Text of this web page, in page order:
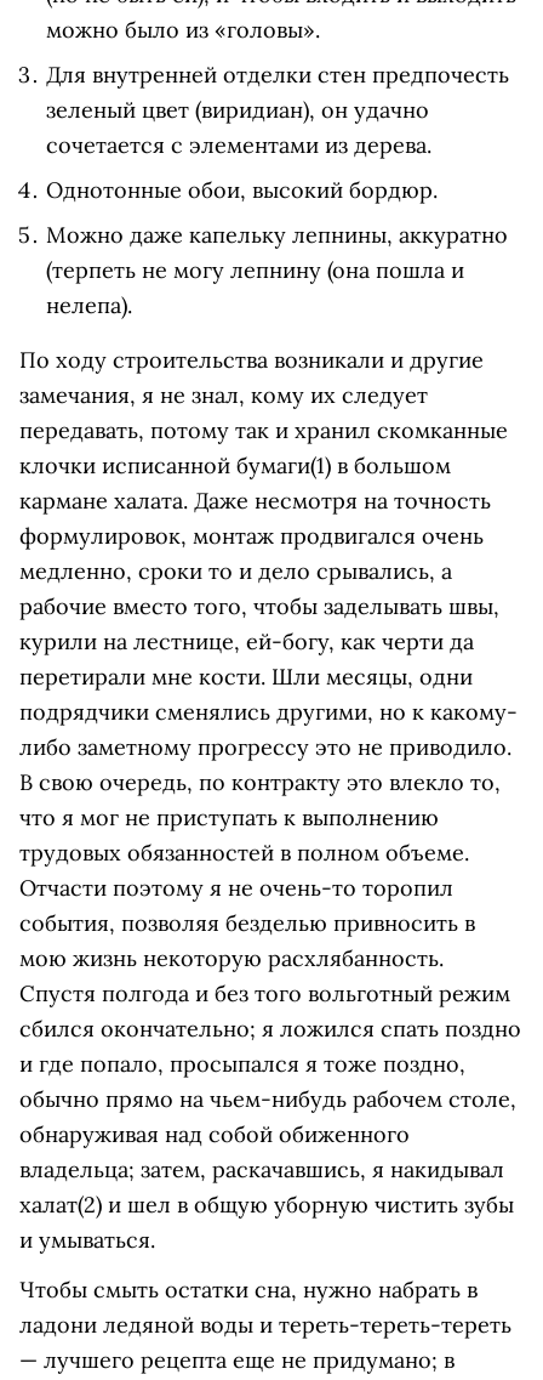
можно было из «головы».
Для внутренней отделки стен предпочесть
зеленый цвет (виридиан), он удачно
сочетается с элементами из дерева.
Однотонные обои, высокий бордюр.
Можно даже капельку лепнины, аккуратно
(терпеть не могу лепнину (она пошла и
нелепа).
По ходу строительства возникали и другие
замечания, я не знал, кому их следует
передавать, потому так и хранил скомканные
клочки исписанной бумаги(1) в большом
кармане халата. Даже несмотря на точность
формулировок, монтаж продвигался очень
медленно, сроки то и дело срывались, а
рабочие вместо того, чтобы заделывать швы,
курили на лестнице, ей-богу, как черти да
перетирали мне кости. Шли месяцы, одни
подрядчики сменялись другими, но к какому-
либо заметному прогрессу это не приводило.
В свою очередь, по контракту это влекло то,
что я мог не приступать к выполнению
трудовых обязанностей в полном объеме.
Отчасти поэтому я не очень-то торопил
события, позволяя безделью привносить в
мою жизнь некоторую расхлябанность.
Спустя полгода и без того вольготный режим
сбился окончательно; я ложился спать поздно
и где попало, просыпался я тоже поздно,
обычно прямо на чьем-нибудь рабочем столе,
обнаруживая над собой обиженного
владельца; затем, раскачавшись, я накидывал
халат(2) и шел в общую уборную чистить зубы
и умываться.
Чтобы смыть остатки сна, нужно набрать в
ладони ледяной воды и тереть-тереть-тереть
— лучшего рецепта еще не придумано; в